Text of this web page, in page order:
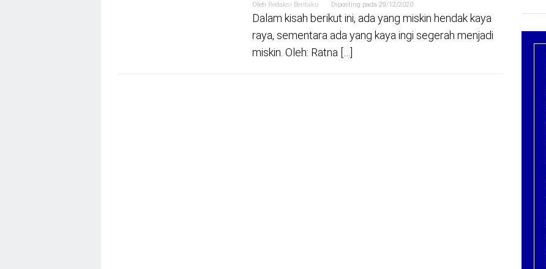
Oleh Redaksi Beritaku Diposting pada 29/12/2020
Dalam kisah berikut ini, ada yang miskin hendak kaya
raya, sementara ada yang kaya ingi segerah menjadi
miskin. Oleh: Ratna […]